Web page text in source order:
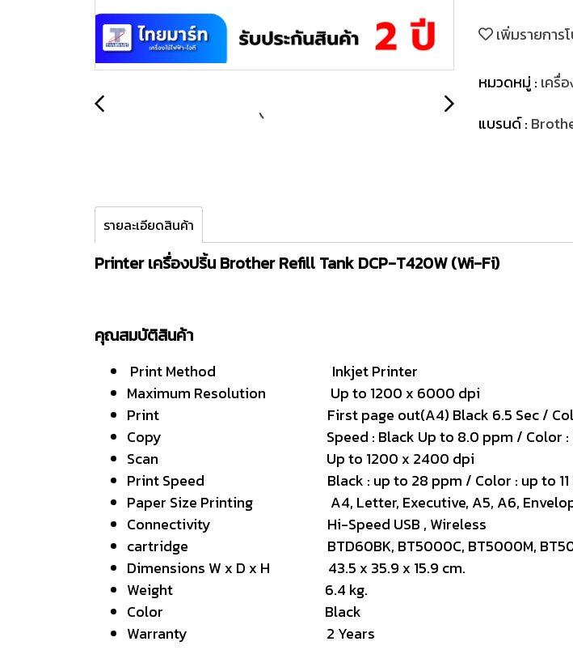
เพิ่มรายการ
หมวดหมู่ : เครื่
แบรนด์ :
รายละเอียดสินค้า
Printer เครื่องปริ้น Brother Refill Tank DCP-T420W (Wi-Fi)
คุณสมบัติสินค้า
Print Method Inkjet Printer
Maximum Resolution Up to 1200 x 6000 dpi
Print First page out(A4) Black 6.5 Sec / Color
Copy Speed : Black Up to 8.0 ppm / Color : Up
Scan Up to 1200 x 2400 dpi
Print Speed Black : up to 28 ppm / Color : up to 11
Paper Size Printing A4, Letter, Executive, A5, A6, Envelopes
Connectivity Hi-Speed USB , Wireless
cartridge BTD60BK, BT5000C, BT5000M,
Dimensions W x D x H 43.5 x 35.9 x 15.9 cm.
Weight 6.4 kg.
Color Black
Warranty 2 Years